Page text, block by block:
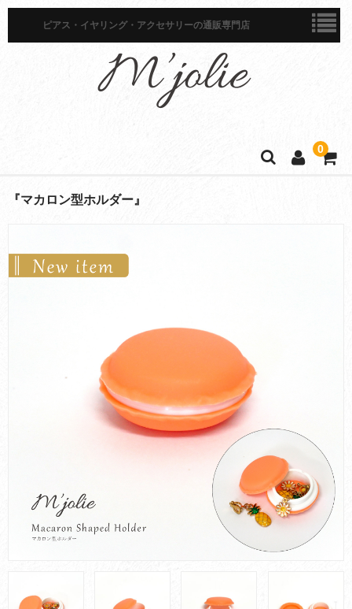
ピアス・イヤリング・アクセサリーの通販専門店
0
ホーム
ピアス
『マカロン型ホルダー』